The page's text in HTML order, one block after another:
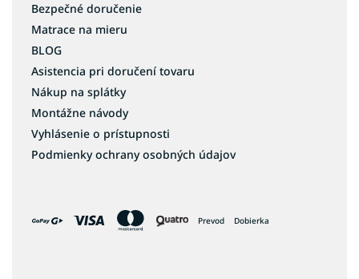
Bezpečné doručenie
Matrace na mieru
BLOG
Asistencia pri doručení tovaru
Nákup na splátky
Montážne návody
Vyhlásenie o prístupnosti
Podmienky ochrany osobných údajov
Prevod Dobierka